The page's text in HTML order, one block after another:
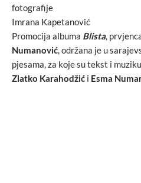
fotografije
Imrana Kapetanović
Promocija albuma Blista,
Numanović, održana je u
pjesama, za koje su tekst i
Zlatko Karahodžić i Esma